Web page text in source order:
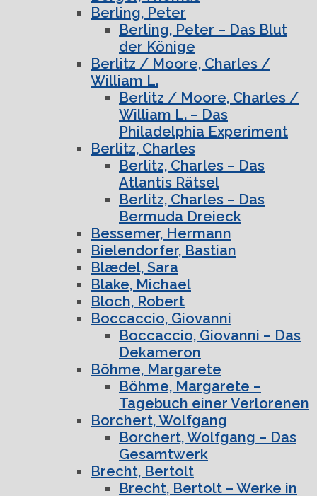
Berling, Peter
Berling, Peter – Das Blut
der Könige
Berlitz / Moore, Charles /
William L.
Berlitz / Moore, Charles /
William L. – Das
Philadelphia Experiment
Berlitz, Charles
Berlitz, Charles – Das
Atlantis Rätsel
Berlitz, Charles – Das
Bermuda Dreieck
Bessemer, Hermann
Bielendorfer, Bastian
Blædel, Sara
Blake, Michael
Bloch, Robert
Boccaccio, Giovanni
Boccaccio, Giovanni – Das
Dekameron
Böhme, Margarete
Böhme, Margarete –
Tagebuch einer Verlorenen
Borchert, Wolfgang
Borchert, Wolfgang – Das
Gesamtwerk
Brecht, Bertolt
Brecht, Bertolt – Werke in